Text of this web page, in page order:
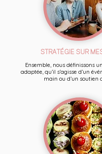
STRATÉGIE SUR
Ensemble, nous définissons
adaptée, qu’il s’agisse d’un
main ou d’un soutien